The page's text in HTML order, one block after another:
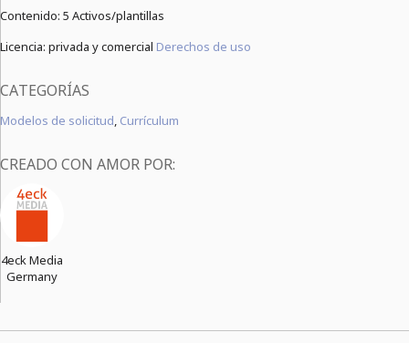
Contenido: 5 Activos/plantillas
Licencia: privada y comercial Derechos de uso
CATEGORÍAS
Modelos de solicitud, Currículum
CREADO CON AMOR POR:
4eck Media
Germany